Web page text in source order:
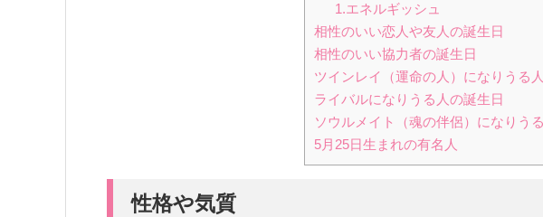
1.エネルギッシュ
相性のいい恋人や友人の誕生日
相性のいい協力者の誕生日
ツインレイ（運命の人）になりうる
ライバルになりうる人の誕生日
ソウルメイト（魂の伴侶）になりう
5月25日生まれの有名人
性格や気質